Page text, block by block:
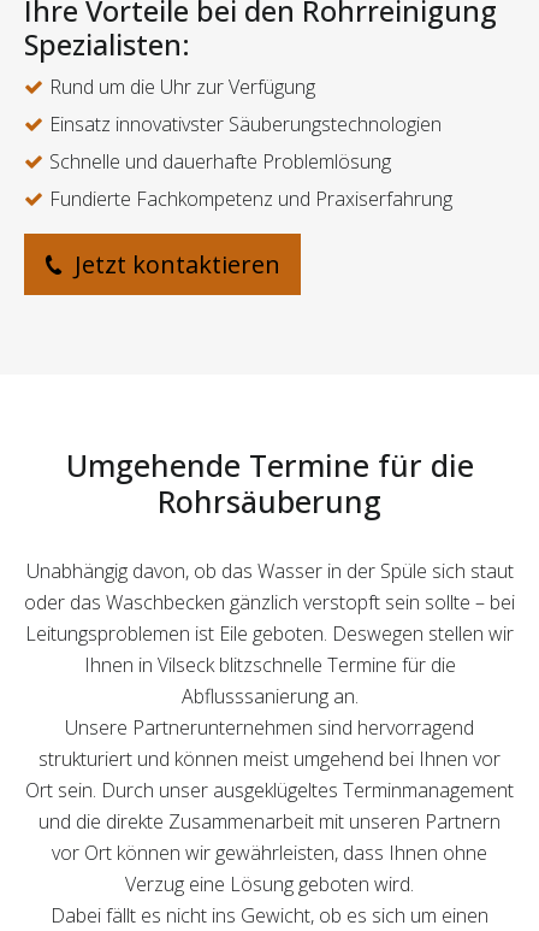
Ihre Vorteile bei den Rohrreinigung
Spezialisten:
Rund um die Uhr zur Verfügung
Einsatz innovativster Säuberungstechnologien
Schnelle und dauerhafte Problemlösung
Fundierte Fachkompetenz und Praxiserfahrung
Jetzt kontaktieren
Umgehende Termine für die
Rohrsäuberung
Unabhängig davon, ob das Wasser in der Spüle sich staut
oder das Waschbecken gänzlich verstopft sein sollte – bei
Leitungsproblemen ist Eile geboten. Deswegen stellen wir
Ihnen in Vilseck blitzschnelle Termine für die
Abflusssanierung an.
Unsere Partnerunternehmen sind hervorragend
strukturiert und können meist umgehend bei Ihnen vor
Ort sein. Durch unser ausgeklügeltes Terminmanagement
und die direkte Zusammenarbeit mit unseren Partnern
vor Ort können wir gewährleisten, dass Ihnen ohne
Verzug eine Lösung geboten wird.
Dabei fällt es nicht ins Gewicht, ob es sich um einen